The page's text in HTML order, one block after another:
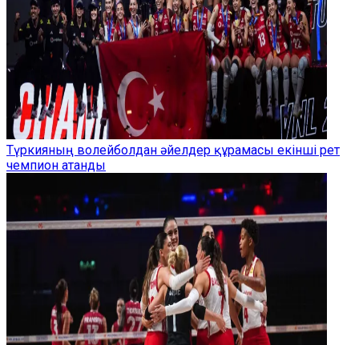
Түркияның волейболдан әйелдер құрамасы екінші рет
чемпион атанды